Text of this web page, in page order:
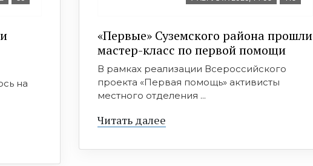
на
«Первые» Суземского района прошли
мастер-класс по первой помощи
В рамках реализации Всероссийского
проекта «Первая помощь» активисты
местного отделения ...
Читать далее